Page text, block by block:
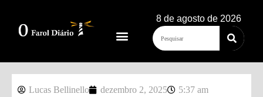
8 de agosto de 2026
Lucas Bellinello dezembro 2, 2025 5:37 am